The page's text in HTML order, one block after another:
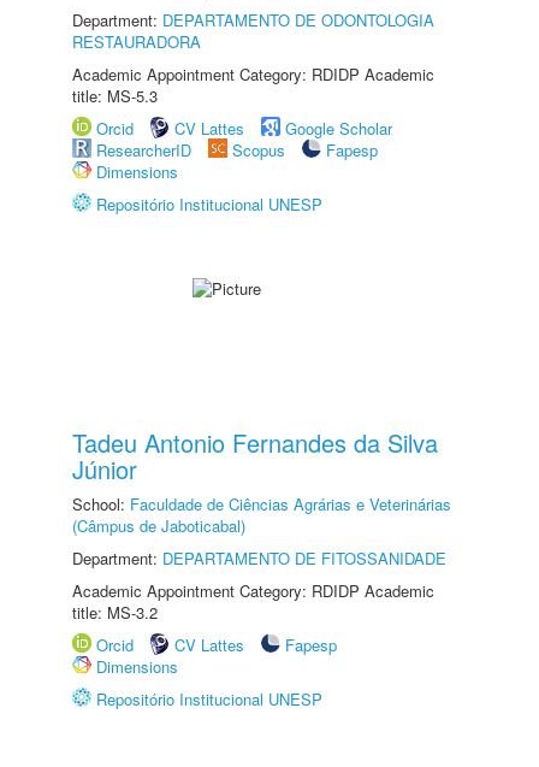
Department: DEPARTAMENTO DE ODONTOLOGIA
RESTAURADORA
Academic Appointment Category: RDIDP Academic
title: MS-5.3
Orcid
CV Lattes
Google Scholar
ResearcherID
Scopus
Fapesp
Dimensions
Repositório Institucional UNESP
Tadeu Antonio Fernandes da Silva
Júnior
School: Faculdade de Ciências Agrárias e Veterinárias
(Câmpus de Jaboticabal)
Department: DEPARTAMENTO DE FITOSSANIDADE
Academic Appointment Category: RDIDP Academic
title: MS-3.2
Orcid
CV Lattes
Fapesp
Dimensions
Repositório Institucional UNESP